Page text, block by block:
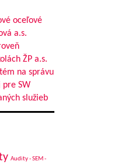
oceľové
a.s.
ŽP a.s.
na správu
SW
služieb
Audity - SEM -